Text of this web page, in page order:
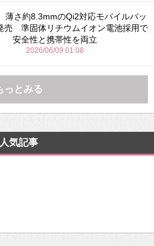
薄さ約8.3mmのQi2対応モバイルバッ
売 準固体リチウムイオン電池採用で
安全性と携帯性を両立
2026/06/09 01:08
っとみる
人気記事